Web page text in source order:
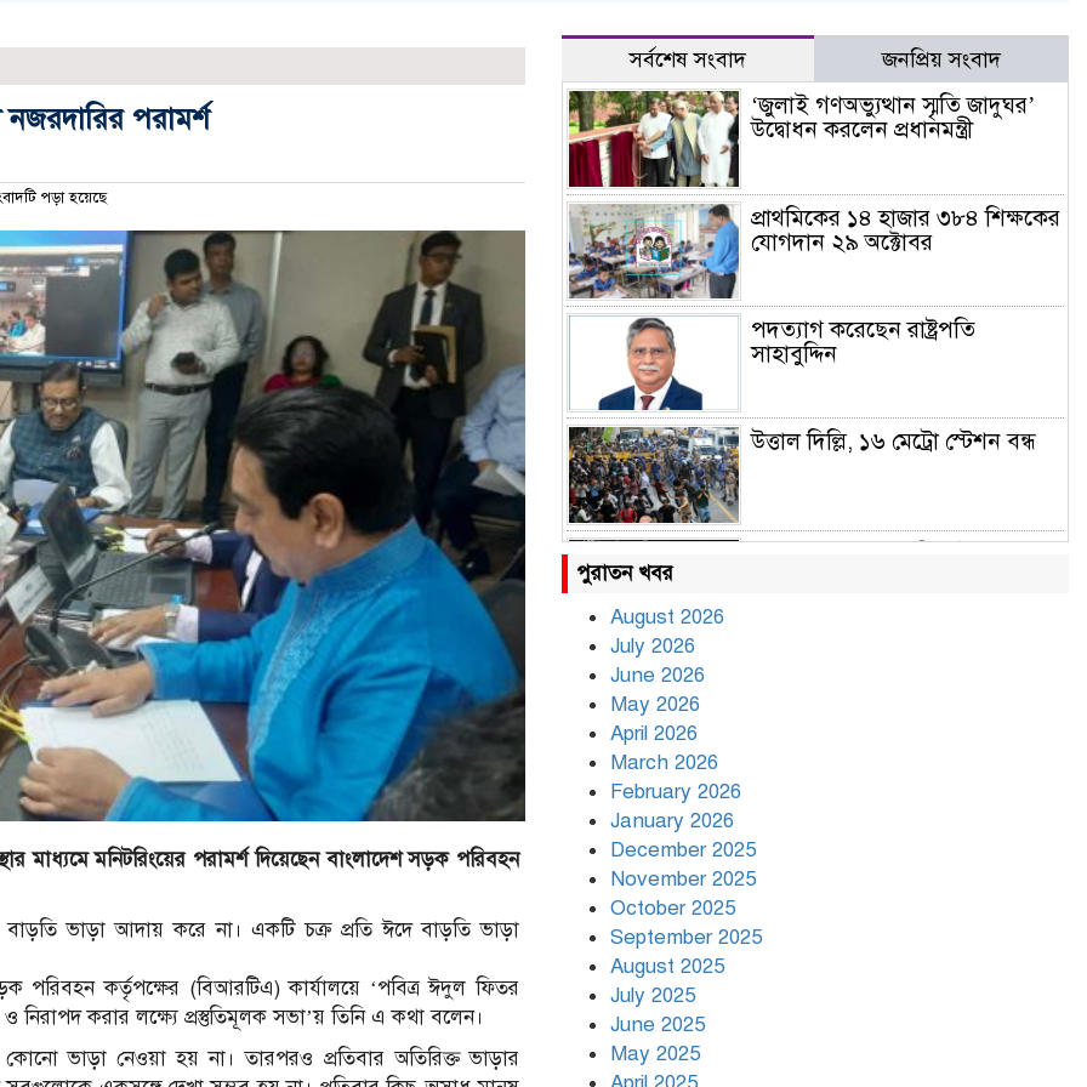
নজরদারির পরামর্শ
পড়া হয়েছে
মাধ্যমে মনিটরিংয়ের পরামর্শ দিয়েছেন বাংলাদেশ সড়ক পরিবহন
ভাড়া আদায় করে না। একটি চক্র প্রতি ঈদে বাড়তি ভাড়া
পরিবহন কর্তৃপক্ষের (বিআরটিএ) কার্যালয়ে ‘পবিত্র ঈদুল ফিতর
নিরাপদ করার লক্ষ্যে প্রস্তুতিমূলক সভা’য় তিনি এ কথা বলেন।
ভাড়া নেওয়া হয় না। তারপরও প্রতিবার অতিরিক্ত ভাড়ার
সর্বশেষ সংবাদ জনপ্রিয় সংবাদ
‘জুলাই গণঅভ্যুত্থান স্মৃতি জাদুঘর’
উদ্বোধন করলেন প্রধানমন্ত্রী
প্রাথমিকের ১৪ হাজার ৩৮৪ শিক্ষকের
যোগদান ২৯ অক্টোবর
পদত্যাগ করেছেন রাষ্ট্রপতি
সাহাবুদ্দিন
উত্তাল দিল্লি, ১৬ মেট্রো স্টেশন বন্ধ
বৃষ্টি থামার নাম নেই, পথে পথে
পুরাতন খবর
August 2026
July 2026
June 2026
May 2026
April 2026
March 2026
February 2026
January 2026
December 2025
November 2025
October 2025
September 2025
August 2025
July 2025
June 2025
May 2025